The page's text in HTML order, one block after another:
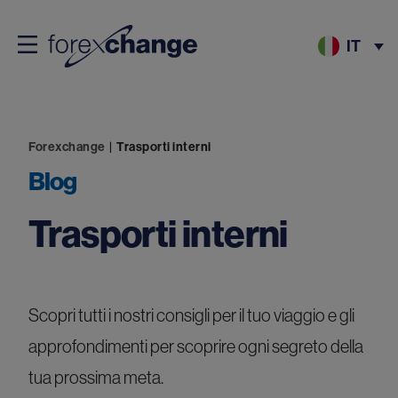
IT
Forexchange | Trasporti interni
Blog
Trasporti interni
Scopri tutti i nostri consigli per il tuo viaggio e gli
approfondimenti per scoprire ogni segreto della
tua prossima meta.